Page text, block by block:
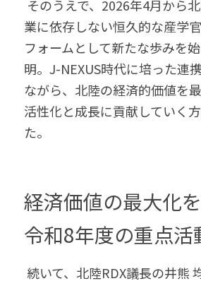
業に依存しない恒久的な産学
フォームとして新たな歩みを
明。J-NEXUS時代に培った連
ながら、北陸の経済的価値を
活性化と成長に貢献していく
た。
経済価値の最大化を
令和8年度の重点活